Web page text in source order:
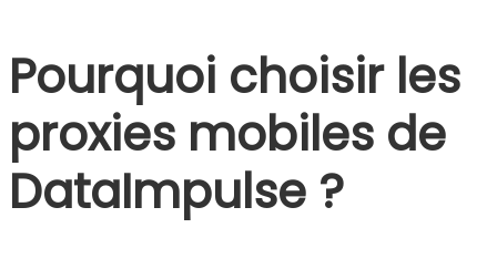
Pourquoi choisir les
proxies mobiles de
DataImpulse ?